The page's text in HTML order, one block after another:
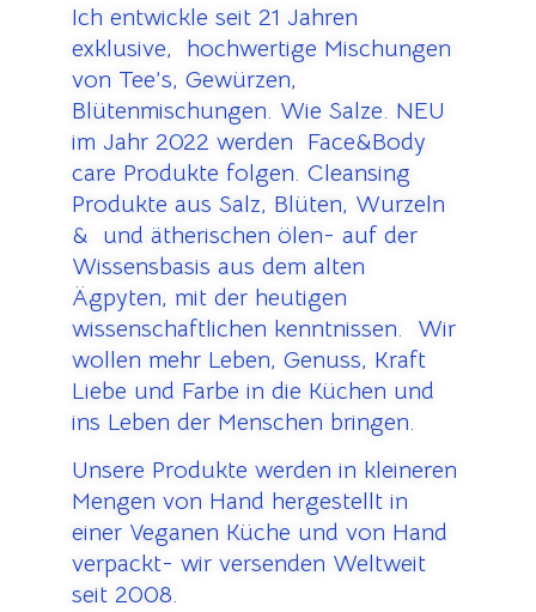
Ich entwickle seit 21 Jahren
exklusive, hochwertige Mischungen
von Tee’s, Gewürzen,
Blütenmischungen. Wie Salze. NEU
im Jahr 2022 werden Face&Body
care Produkte folgen. Cleansing
Produkte aus Salz, Blüten, Wurzeln
& und ätherischen ölen- auf der
Wissensbasis aus dem alten
Ägpyten, mit der heutigen
wissenschaftlichen kenntnissen. Wir
wollen mehr Leben, Genuss, Kraft
Liebe und Farbe in die Küchen und
ins Leben der Menschen bringen.
Unsere Produkte werden in kleineren
Mengen von Hand hergestellt in
einer Veganen Küche und von Hand
verpackt- wir versenden Weltweit
seit 2008.